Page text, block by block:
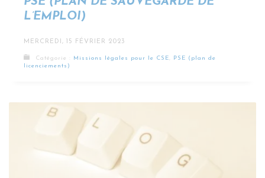
L’EMPLOI)
MERCREDI, 15 FÉVRIER 2023
Catégorie : Missions légales pour le CSE, PSE (plan de
licenciements)